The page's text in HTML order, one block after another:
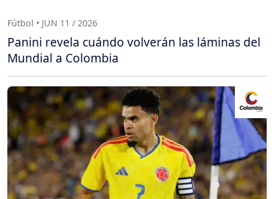
Fútbol • JUN 11 / 2026
Panini revela cuándo volverán las láminas del
Mundial a Colombia